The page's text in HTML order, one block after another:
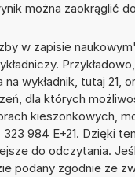
można zaokrąglić
w zapisie
wykładnik, tutaj 21,
dla których
kieszonkowych,
323 984 E+21. Dzięki
do odczytania.
podany zgodnie ze